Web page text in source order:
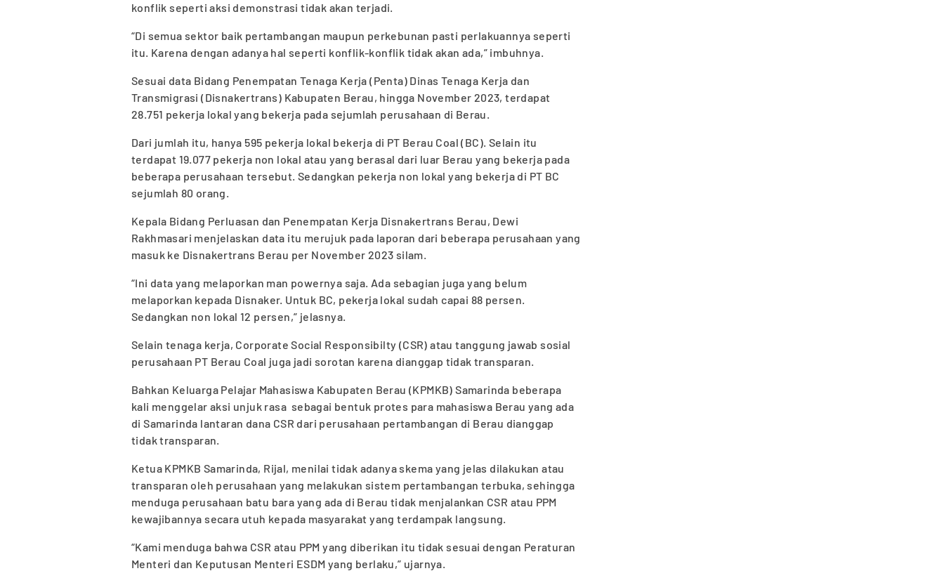
konflik seperti aksi demonstrasi tidak akan terjadi.
“Di semua sektor baik pertambangan maupun perkebunan pasti perlakuannya seperti
itu. Karena dengan adanya hal seperti konflik-konflik tidak akan ada,” imbuhnya.
Sesuai data Bidang Penempatan Tenaga Kerja (Penta) Dinas Tenaga Kerja dan
Transmigrasi (Disnakertrans) Kabupaten Berau, hingga November 2023, terdapat
28.751 pekerja lokal yang bekerja pada sejumlah perusahaan di Berau.
Dari jumlah itu, hanya 595 pekerja lokal bekerja di PT Berau Coal (BC). Selain itu
terdapat 19.077 pekerja non lokal atau yang berasal dari luar Berau yang bekerja pada
beberapa perusahaan tersebut. Sedangkan pekerja non lokal yang bekerja di PT BC
sejumlah 80 orang.
Kepala Bidang Perluasan dan Penempatan Kerja Disnakertrans Berau, Dewi
Rakhmasari menjelaskan data itu merujuk pada laporan dari beberapa perusahaan yang
masuk ke Disnakertrans Berau per November 2023 silam.
“Ini data yang melaporkan man powernya saja. Ada sebagian juga yang belum
melaporkan kepada Disnaker. Untuk BC, pekerja lokal sudah capai 88 persen.
Sedangkan non lokal 12 persen,” jelasnya.
Selain tenaga kerja, Corporate Social Responsibilty (CSR) atau tanggung jawab sosial
perusahaan PT Berau Coal juga jadi sorotan karena dianggap tidak transparan.
Bahkan Keluarga Pelajar Mahasiswa Kabupaten Berau (KPMKB) Samarinda beberapa
kali menggelar aksi unjuk rasa sebagai bentuk protes para mahasiswa Berau yang ada
di Samarinda lantaran dana CSR dari perusahaan pertambangan di Berau dianggap
tidak transparan.
Ketua KPMKB Samarinda, Rijal, menilai tidak adanya skema yang jelas dilakukan atau
transparan oleh perusahaan yang melakukan sistem pertambangan terbuka, sehingga
menduga perusahaan batu bara yang ada di Berau tidak menjalankan CSR atau PPM
kewajibannya secara utuh kepada masyarakat yang terdampak langsung.
“Kami menduga bahwa CSR atau PPM yang diberikan itu tidak sesuai dengan Peraturan
Menteri dan Keputusan Menteri ESDM yang berlaku,” ujarnya.